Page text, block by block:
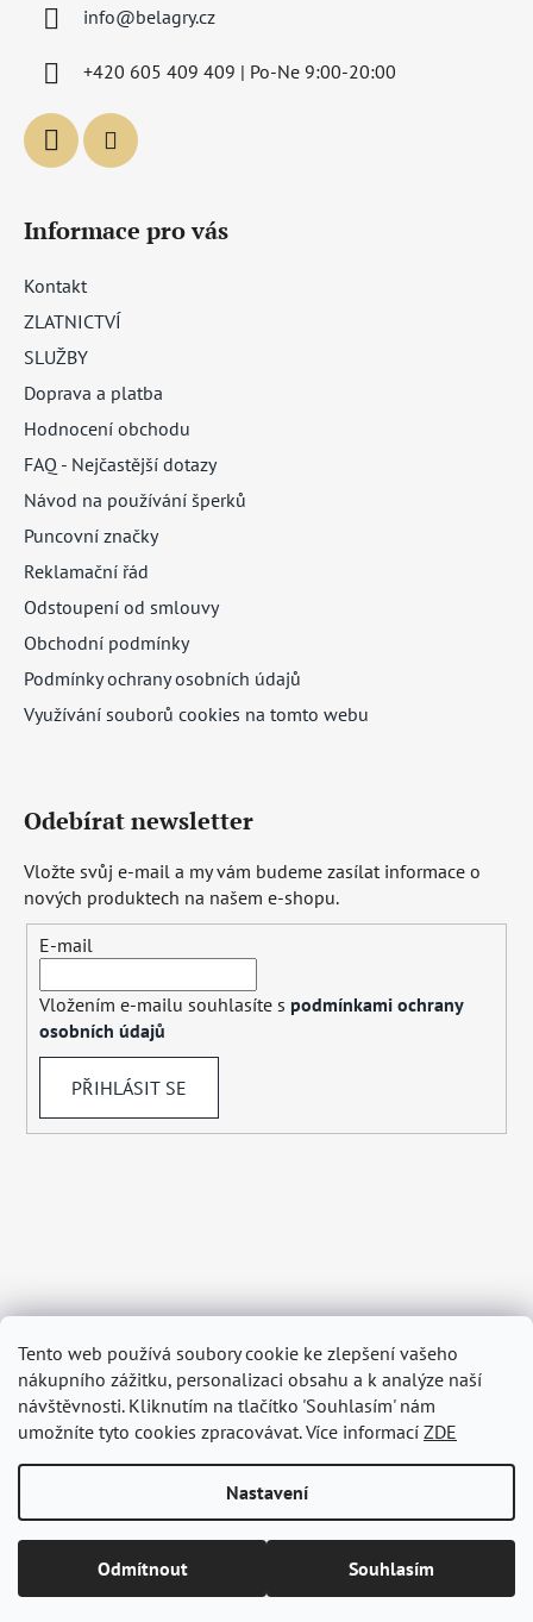
Tento web používá soubory cookie ke zlepšení vašeho
nákupního zážitku, personalizaci obsahu a k analýze naší
návštěvnosti. Kliknutím na tlačítko 'Souhlasím' nám
umožníte tyto cookies zpracovávat. Více informací ZDE
Nastavení
Odmítnout Souhlasím
info@belagry.cz
+420 605 409 409 | Po-Ne 9:00-20:00
Informace pro vás
Kontakt
ZLATNICTVÍ
SLUŽBY
Doprava a platba
Hodnocení obchodu
FAQ - Nejčastější dotazy
Návod na používání šperků
Puncovní značky
Reklamační řád
Odstoupení od smlouvy
Obchodní podmínky
Podmínky ochrany osobních údajů
Využívání souborů cookies na tomto webu
Odebírat newsletter
Vložte svůj e-mail a my vám budeme zasílat informace o
nových produktech na našem e-shopu.
E-mail
Vložením e-mailu souhlasíte s podmínkami ochrany
osobních údajů
PŘIHLÁSIT SE
Vytvořil Shoptet
Copyright 2026BELAGRY.cz
. Všechna práva vyhrazena.
Upravit nastavení cookies